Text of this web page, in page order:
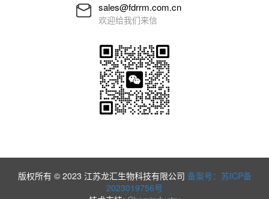
sales@fdrrm.com.cn
欢迎给我们来信
版权所有 © 2023 江苏龙汇生物科技有限公司 备案号：苏ICP备
2023019756号